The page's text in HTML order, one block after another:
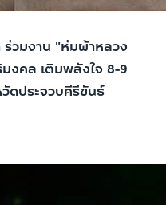
วมงาน "ห่มผ้าหลวง
งคล เติมพลังใจ 8-9
ประจวบคีรีขันธ์